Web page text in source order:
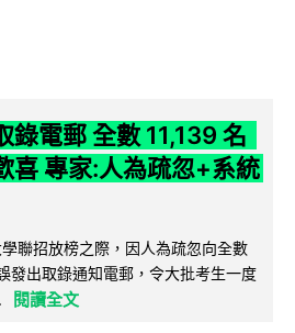
錄電郵 全數 11,139 名
喜 專家:人為疏忽+系統
聯招放榜之際，因人為疏忽向全數
發出取錄通知電郵，令大批考生一度
閱讀全文